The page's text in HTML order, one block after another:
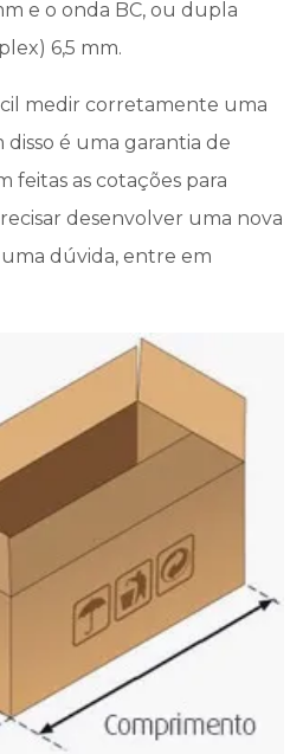
e o onda BC, ou dupla
6,5 mm.
medir corretamente uma
disso é uma garantia de
feitas as cotações para
desenvolver uma nova
dúvida, entre em